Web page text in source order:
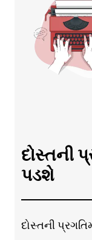
દોસ્તની
પડશે
દોસ્તની